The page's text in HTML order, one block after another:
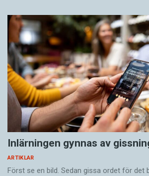
Inlärningen gynnas av
ARTIKLAR
Först se en bild. Sedan gissa ordet för det